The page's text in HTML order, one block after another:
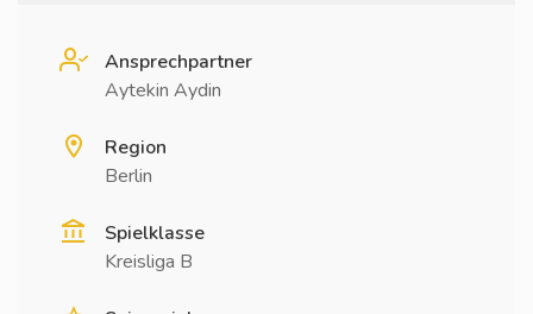
Ansprechpartner
Aytekin Aydin
Region
Berlin
Spielklasse
Kreisliga B